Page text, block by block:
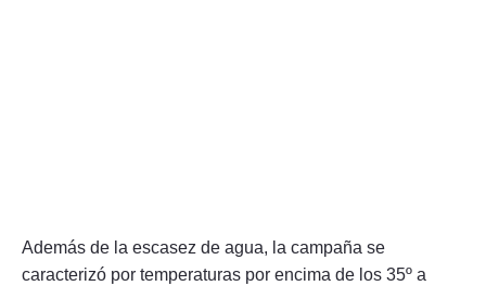
Además de la escasez de agua, la campaña se
caracterizó por temperaturas por encima de los 35º a